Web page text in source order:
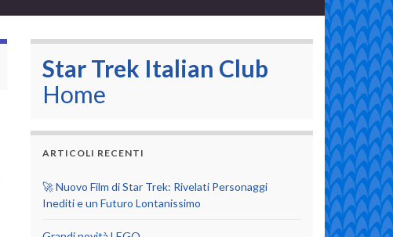
Star Trek Italian Club
Home
ARTICOLI RECENTI
🚀 Nuovo Film di Star Trek: Rivelati Personaggi
Inediti e un Futuro Lontanissimo